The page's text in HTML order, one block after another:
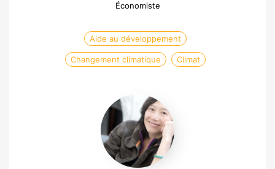
Économiste
Aide au développement
Changement climatique Climat
Thanh
Nghiem